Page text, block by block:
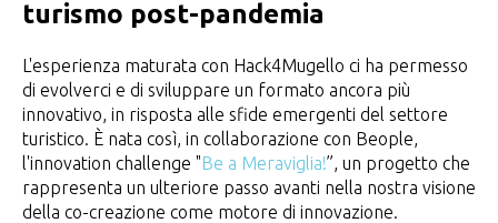
turismo post-pandemia
L'esperienza maturata con Hack4Mugello ci ha permesso
di evolverci e di sviluppare un formato ancora più
innovativo, in risposta alle sfide emergenti del settore
turistico. È nata così, in collaborazione con Beople,
l'innovation challenge "Be a Meraviglia!”, un progetto che
rappresenta un ulteriore passo avanti nella nostra visione
della co-creazione come motore di innovazione.